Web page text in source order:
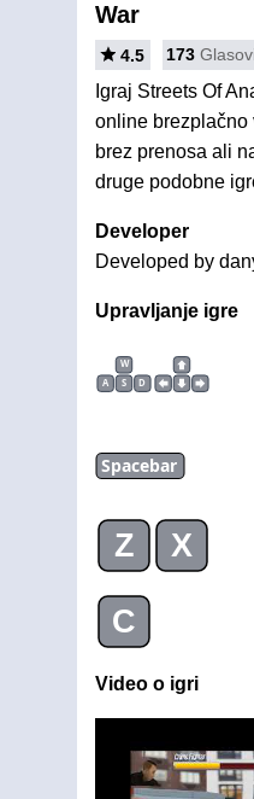
War
4.5 173
Igraj Streets Of
online brezplačno
brez prenosa ali
druge podobne
Developer
Developed by
Upravljanje igre
W
A
S D
Spacebar
Z X
C
Video o igri